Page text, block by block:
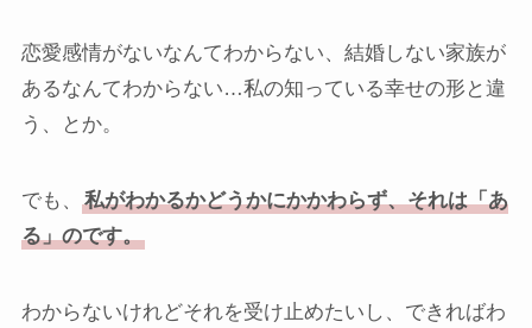
恋愛感情がないなんてわからない、結婚しない家族が
あるなんてわからない…私の知っている幸せの形と違
う、とか。
でも、
私がわかるかどうかにかかわらず、それは「あ
る」のです。
わからないけれどそれを受け止めたいし、できればわ